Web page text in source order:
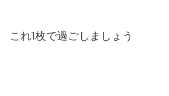
これ1枚で過ごしましょう